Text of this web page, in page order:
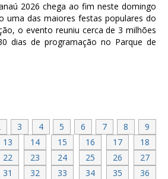
2026 chega ao fim neste domingo
uma das maiores festas populares do
o evento reuniu cerca de 3 milhões
dias de programação no Parque de
3 4 5 6 7 8
9
13 14 15 16 17
18
22 23 24 25 26
27
31 32 33 34 35
36